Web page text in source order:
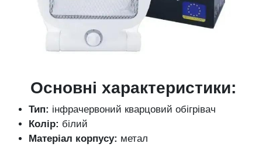
Основні характеристики:
Тип: інфрачервоний кварцовий обігрівач
Колір: білий
Матеріал корпусу: метал